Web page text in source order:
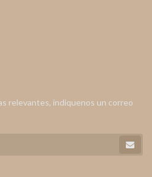
relevantes, indiquenos un correo